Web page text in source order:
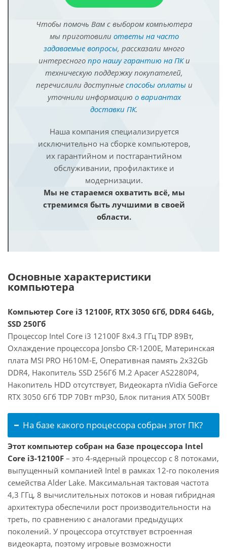
Чтобы помочь Вам с выбором компьютера
мы приготовили ответы на часто
задаваемые вопросы, рассказали много
интересного про нашу гарантию на ПКи
техническую поддержку покупателей,
перечислили доступные способы оплатыи
уточнили информацию о вариантах
доставки ПК.
Наша компания специализируется
исключительно на сборке компьютеров,
их гарантийном и постгарантийном
обслуживании, профилактике и
модернизации.
Мы не стараемся охватить всё, мы
стремимся быть лучшими в своей
области.
Основные характеристики
компьютера
Компьютер Core i3 12100F, RTX 3050 6Гб, DDR4 64Gb,
SSD 250Гб
Процессор Intel Core i3 12100F 8x4.3 ГГц TDP 89Вт,
Охлаждение процессора Jonsbo CR-1200E, Материнская
плата MSI PRO H610M-E, Оперативная память 2x32Gb
DDR4, Накопитель SSD 256Гб M.2 Apacer AS2280P4,
Накопитель HDD отсутствует, Видеокарта nVidia GeForce
RTX 3050 6Гб TDP 70Вт mP30, Блок питания ATX 500Вт
На базе какого процессора собран этот ПК?
Этот компьютер собран на базе процессора Intel
Core i3-12100F – это 4-ядерный процессор с 8 потоками,
выпущенный компанией Intel в рамках 12-го поколения
семейства Alder Lake. Максимальная тактовая частота
4,3 ГГц, 8 вычислительных потоков и новая гибридная
архитектура обеспечили рост производительности на
треть, по сравнению с аналогами предыдущих
поколений. У процессора отсутствует встроенная
видеокарта, поэтому игровые возможности